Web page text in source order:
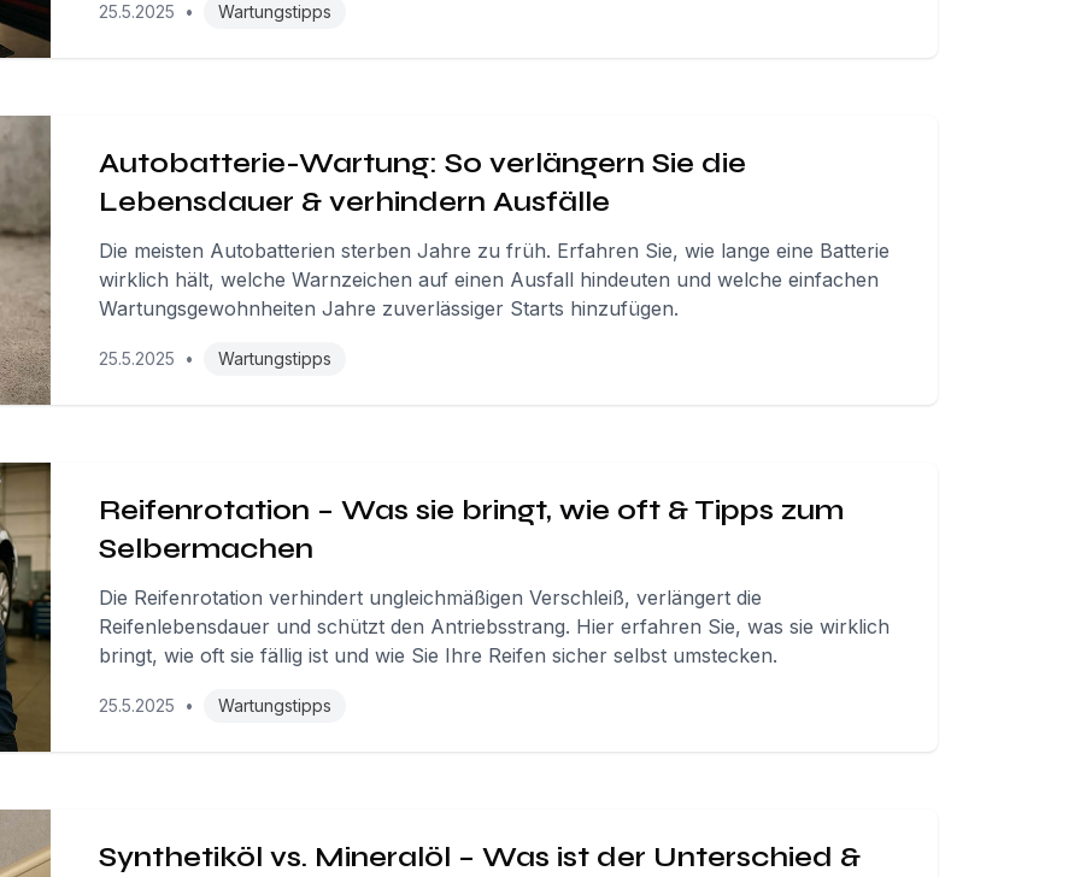
25.5.2025 • Wartungstipps
Autobatterie-Wartung: So verlängern Sie die
Lebensdauer & verhindern Ausfälle
Die meisten Autobatterien sterben Jahre zu früh. Erfahren Sie, wie lange eine Batterie
wirklich hält, welche Warnzeichen auf einen Ausfall hindeuten und welche einfachen
Wartungsgewohnheiten Jahre zuverlässiger Starts hinzufügen.
25.5.2025 • Wartungstipps
Reifenrotation – Was sie bringt, wie oft & Tipps zum
Selbermachen
Die Reifenrotation verhindert ungleichmäßigen Verschleiß, verlängert die
Reifenlebensdauer und schützt den Antriebsstrang. Hier erfahren Sie, was sie wirklich
bringt, wie oft sie fällig ist und wie Sie Ihre Reifen sicher selbst umstecken.
25.5.2025 • Wartungstipps
Synthetiköl vs. Mineralöl – Was ist der Unterschied &